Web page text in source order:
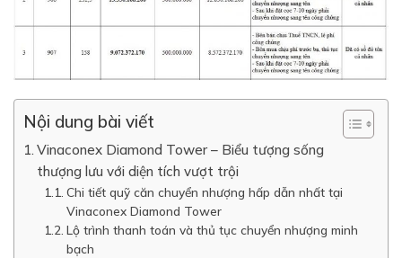
Nội dung bài viết
Vinaconex Diamond Tower – Biểu tượng sống
thượng lưu với diện tích vượt trội
Chi tiết quỹ căn chuyển nhượng hấp dẫn nhất tại
Vinaconex Diamond Tower
Lộ trình thanh toán và thủ tục chuyển nhượng minh
bạch